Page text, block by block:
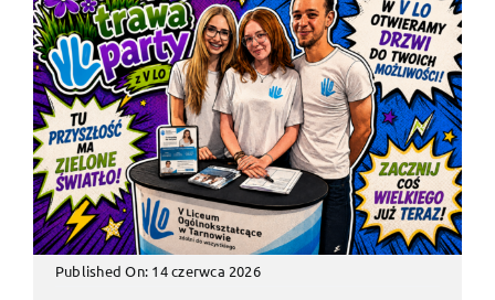
Published On: 14 czerwca 2026